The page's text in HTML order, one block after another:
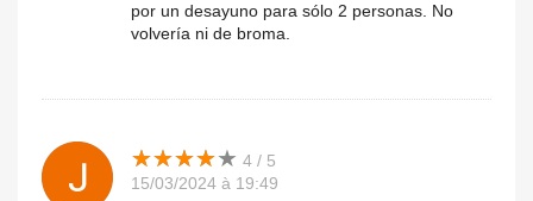
por un desayuno para sólo 2 personas. No
volvería ni de broma.
★★★★★
★★★★★ 4 / 5
15/03/2024 à 19:49